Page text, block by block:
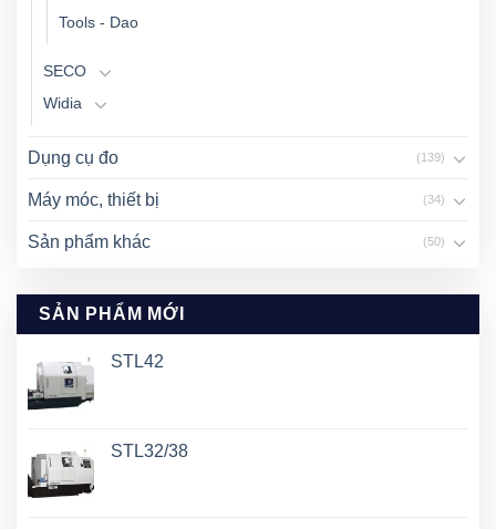
Tools - Dao
SECO
Widia
Dụng cụ đo (139)
Máy móc, thiết bị (34)
Sản phẩm khác (50)
SẢN PHẨM MỚI
STL42
STL32/38